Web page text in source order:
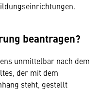
beantragen?
unmittelbar nach dem
der mit dem
steht, gestellt